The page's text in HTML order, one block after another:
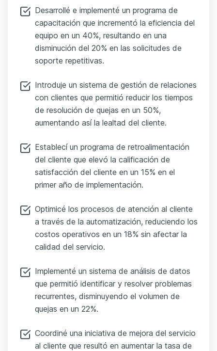
Desarrollé e implementé un programa de
capacitación que incrementó la eficiencia del
equipo en un 40%, resultando en una
disminución del 20% en las solicitudes de
soporte repetitivas.
Introduje un sistema de gestión de relaciones
con clientes que permitió reducir los tiempos
de resolución de quejas en un 50%,
aumentando así la lealtad del cliente.
Establecí un programa de retroalimentación
del cliente que elevó la calificación de
satisfacción del cliente en un 15% en el
primer año de implementación.
Optimicé los procesos de atención al cliente
a través de la automatización, reduciendo los
costos operativos en un 18% sin afectar la
calidad del servicio.
Implementé un sistema de análisis de datos
que permitió identificar y resolver problemas
recurrentes, disminuyendo el volumen de
quejas en un 22%.
Coordiné una iniciativa de mejora del servicio
al cliente que resultó en aumentar la tasa de